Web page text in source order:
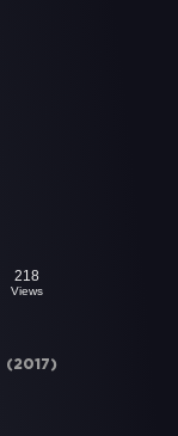
218
Views
(2017)